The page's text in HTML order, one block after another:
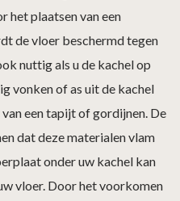
het plaatsen van een
de vloer beschermd tegen
nuttig als u de kachel op
vonken of as uit de kachel
een tapijt of gordijnen. De
dat deze materialen vlam
onder uw kachel kan
vloer. Door het voorkomen